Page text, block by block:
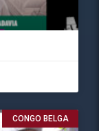
CONGO BELGA